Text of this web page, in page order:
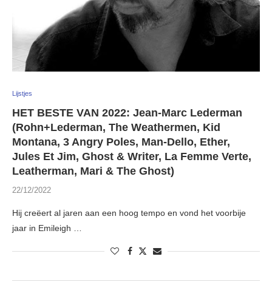
Lijstjes
HET BESTE VAN 2022: Jean-Marc Lederman
(Rohn+Lederman, The Weathermen, Kid
Montana, 3 Angry Poles, Man-Dello, Ether,
Jules Et Jim, Ghost & Writer, La Femme Verte,
Leatherman, Mari & The Ghost)
22/12/2022
Hij creëert al jaren aan een hoog tempo en vond het voorbije
jaar in Emileigh …